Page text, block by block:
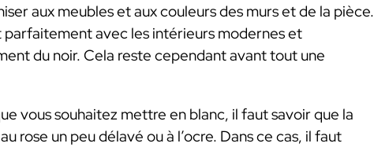
aux meubles et aux couleurs des murs et de la pièce.
parfaitement avec les intérieurs modernes et
du noir. Cela reste cependant avant tout une
vous souhaitez mettre en blanc, il faut savoir que la
rose un peu délavé ou à l’ocre. Dans ce cas, il faut